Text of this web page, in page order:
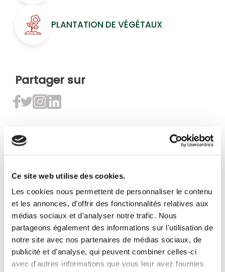
Ce site web utilise des cookies.
Les cookies nous permettent de personnaliser le contenu
et les annonces, d'offrir des fonctionnalités relatives aux
médias sociaux et d'analyser notre trafic. Nous
partageons également des informations sur l'utilisation de
notre site avec nos partenaires de médias sociaux, de
publicité et d'analyse, qui peuvent combiner celles-ci
avec d'autres informations que vous leur avez fournies
PLANTATION DE VÉGÉTAUX
Partager sur
Conception de jardin
RÉNOVATION ET
AGRANDISSEMENT D’UNE
TERRASSE À DENICÉ
PAVAGE D'UNE COUR A LIMAS